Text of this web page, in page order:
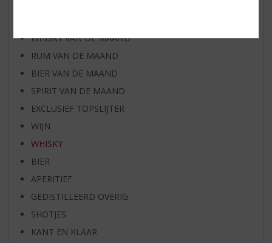
WHISKY VAN DE MAAND
RUM VAN DE MAAND
BIER VAN DE MAAND
SPIRIT VAN DE MAAND
EXCLUSIEF TOPSLIJTER
WIJN
WHISKY
BIER
APERITIEF
GEDISTILLEERD OVERIG
SHOTJES
KANT EN KLAAR